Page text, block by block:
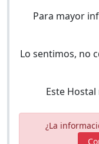
Para mayor
Lo sentimos, no
Este
¿La